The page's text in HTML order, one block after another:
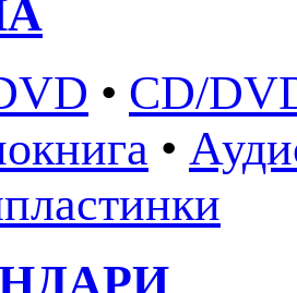
• CD/
•